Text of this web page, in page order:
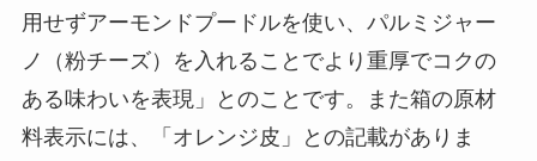
用せずアーモンドプードルを使い、パルミジャー
ノ（粉チーズ）を入れることでより重厚でコクの
ある味わいを表現」とのことです。また箱の原材
料表示には、「オレンジ皮」との記載がありま